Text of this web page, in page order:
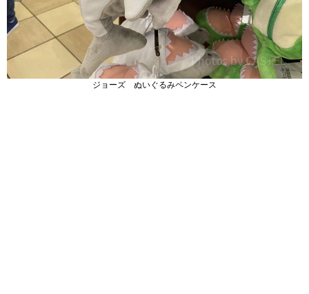
ジョーズ ぬいぐるみペンケース